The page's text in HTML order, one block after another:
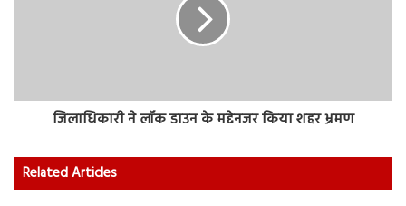
जिलाधिकारी ने लॉक डाउन के मद्देनजर किया शहर भ्रमण
Related Articles